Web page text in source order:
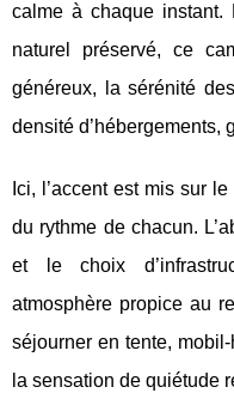
calme à chaque instant.
naturel préservé, ce
généreux, la sérénité
densité d’hébergements,
Ici, l’accent est mis sur
du rythme de chacun.
et le choix
atmosphère propice au
séjourner en tente,
la sensation de quiétude